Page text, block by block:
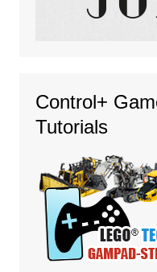
Control+
Tutorials